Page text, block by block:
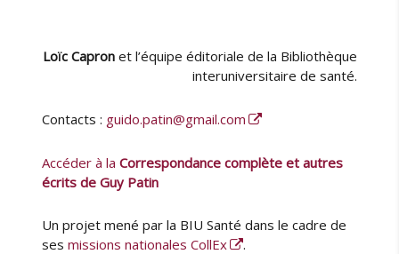
Loïc Capronet l’équipe éditoriale de la Bibliothèque
interuniversitaire de santé.
Contacts : guido.patin@gmail.com
Accéder à laCorrespondance complète et autres
écrits de Guy Patin
Un projet mené par la BIU Santé dans le cadre de
sesmissions nationales CollEx .